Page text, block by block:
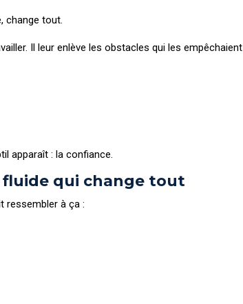
change tout.
Il leur enlève les obstacles qui les empêchaient
apparaît : la confiance.
qui change tout
ressembler à ça :